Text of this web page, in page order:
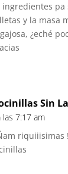
ingredientes pa
y la masa
¿eché
Sin
las 7:17 am
riquiiisimas